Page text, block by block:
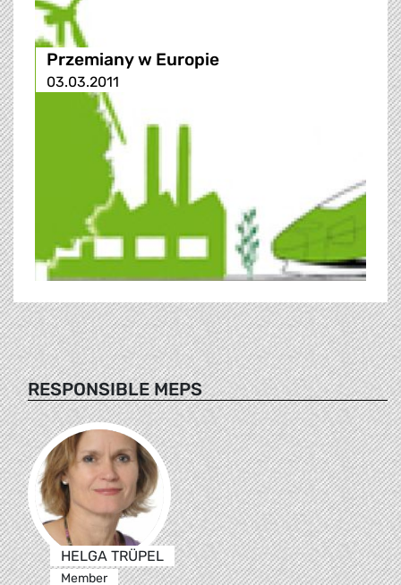
Przemiany w Europie
03.03.2011
RESPONSIBLE MEPS
HELGA TRÜPEL
Member